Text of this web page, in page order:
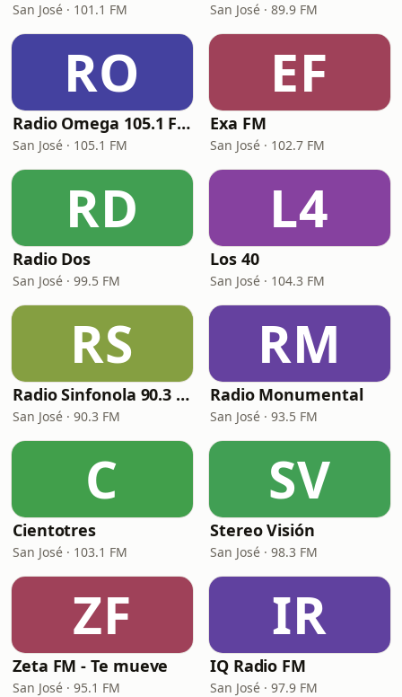
San José · 101.1 FM San José · 89.9 FM
RO
Radio Omega 105.1 FM
San José · 105.1 FM
EF
Exa FM
San José · 102.7 FM
RD
Radio Dos
San José · 99.5 FM
L4
Los 40
San José · 104.3 FM
RS
Radio Sinfonola 90.3 FM
San José · 90.3 FM
RM
Radio Monumental
San José · 93.5 FM
C
Cientotres
San José · 103.1 FM
SV
Stereo Visión
San José · 98.3 FM
ZF
Zeta FM - Te mueve
San José · 95.1 FM
IR
IQ Radio FM
San José · 97.9 FM